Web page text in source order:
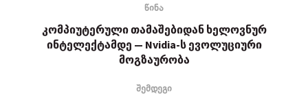
წინა
კომპიუტერული თამაშებიდან ხელოვნურ
ინტელექტამდე — Nvidia-ს ევოლუციური
მოგზაურობა
შემდეგი